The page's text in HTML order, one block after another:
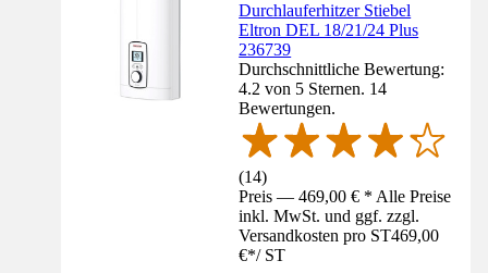
Durchlauferhitzer Stiebel
Eltron DEL 18/21/24 Plus
236739
Durchschnittliche Bewertung:
4.2 von 5 Sternen. 14
Bewertungen.
(14)
Preis — 469,00 € * Alle Preise
inkl. MwSt. und ggf. zzgl.
Versandkosten pro ST469,00
€*/ ST